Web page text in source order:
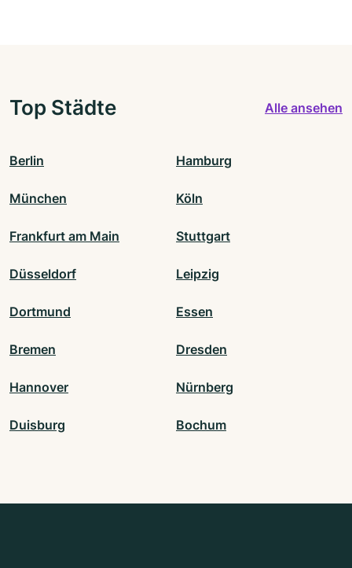
Top Städte Alle ansehen
Berlin Hamburg
München Köln
Frankfurt am Main Stuttgart
Düsseldorf Leipzig
Dortmund Essen
Bremen Dresden
Hannover Nürnberg
Duisburg Bochum